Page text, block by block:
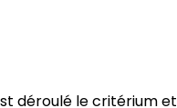
déroulé le critérium et